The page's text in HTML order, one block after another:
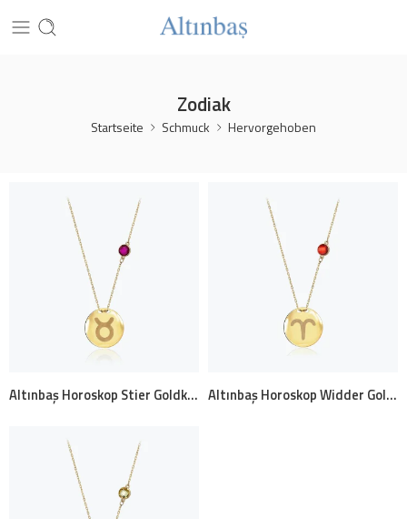
Zodiak
Startseite Schmuck Hervorgehoben
Altınbaş Horoskop Stier Goldkette Altınbaş Horoskop Widder Goldkette